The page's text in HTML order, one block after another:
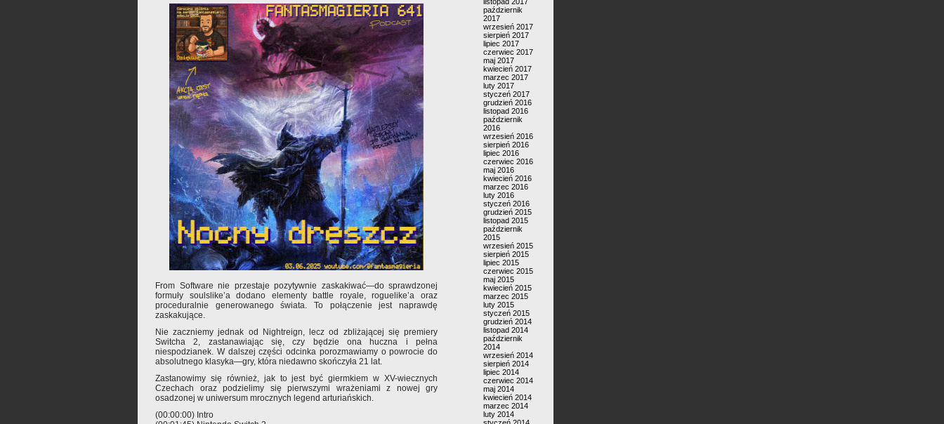
From Software nie przestaje pozytywnie zaskakiwać—do sprawdzonej
formuły soulslike’a dodano elementy battle royale, roguelike’a oraz
proceduralnie generowanego świata. To połączenie jest naprawdę
zaskakujące.
Nie zaczniemy jednak od Nightreign, lecz od zbliżającej się premiery
Switcha 2, zastanawiając się, czy będzie ona huczna i pełna
niespodzianek. W dalszej części odcinka porozmawiamy o powrocie do
absolutnego klasyka—gry, która niedawno skończyła 21 lat.
Zastanowimy się również, jak to jest być giermkiem w XV-wiecznych
Czechach oraz podzielimy się pierwszymi wrażeniami z nowej gry
osadzonej w uniwersum mrocznych legend arturiańskich.
(00:00:00) Intro
październik
2017
wrzesień 2017
sierpień 2017
lipiec 2017
czerwiec 2017
maj 2017
kwiecień 2017
marzec 2017
luty 2017
styczeń 2017
grudzień 2016
listopad 2016
październik
2016
wrzesień 2016
sierpień 2016
lipiec 2016
czerwiec 2016
maj 2016
kwiecień 2016
marzec 2016
luty 2016
styczeń 2016
grudzień 2015
listopad 2015
październik
2015
wrzesień 2015
sierpień 2015
lipiec 2015
czerwiec 2015
maj 2015
kwiecień 2015
marzec 2015
luty 2015
styczeń 2015
grudzień 2014
listopad 2014
październik
2014
wrzesień 2014
sierpień 2014
lipiec 2014
czerwiec 2014
maj 2014
kwiecień 2014
marzec 2014
luty 2014